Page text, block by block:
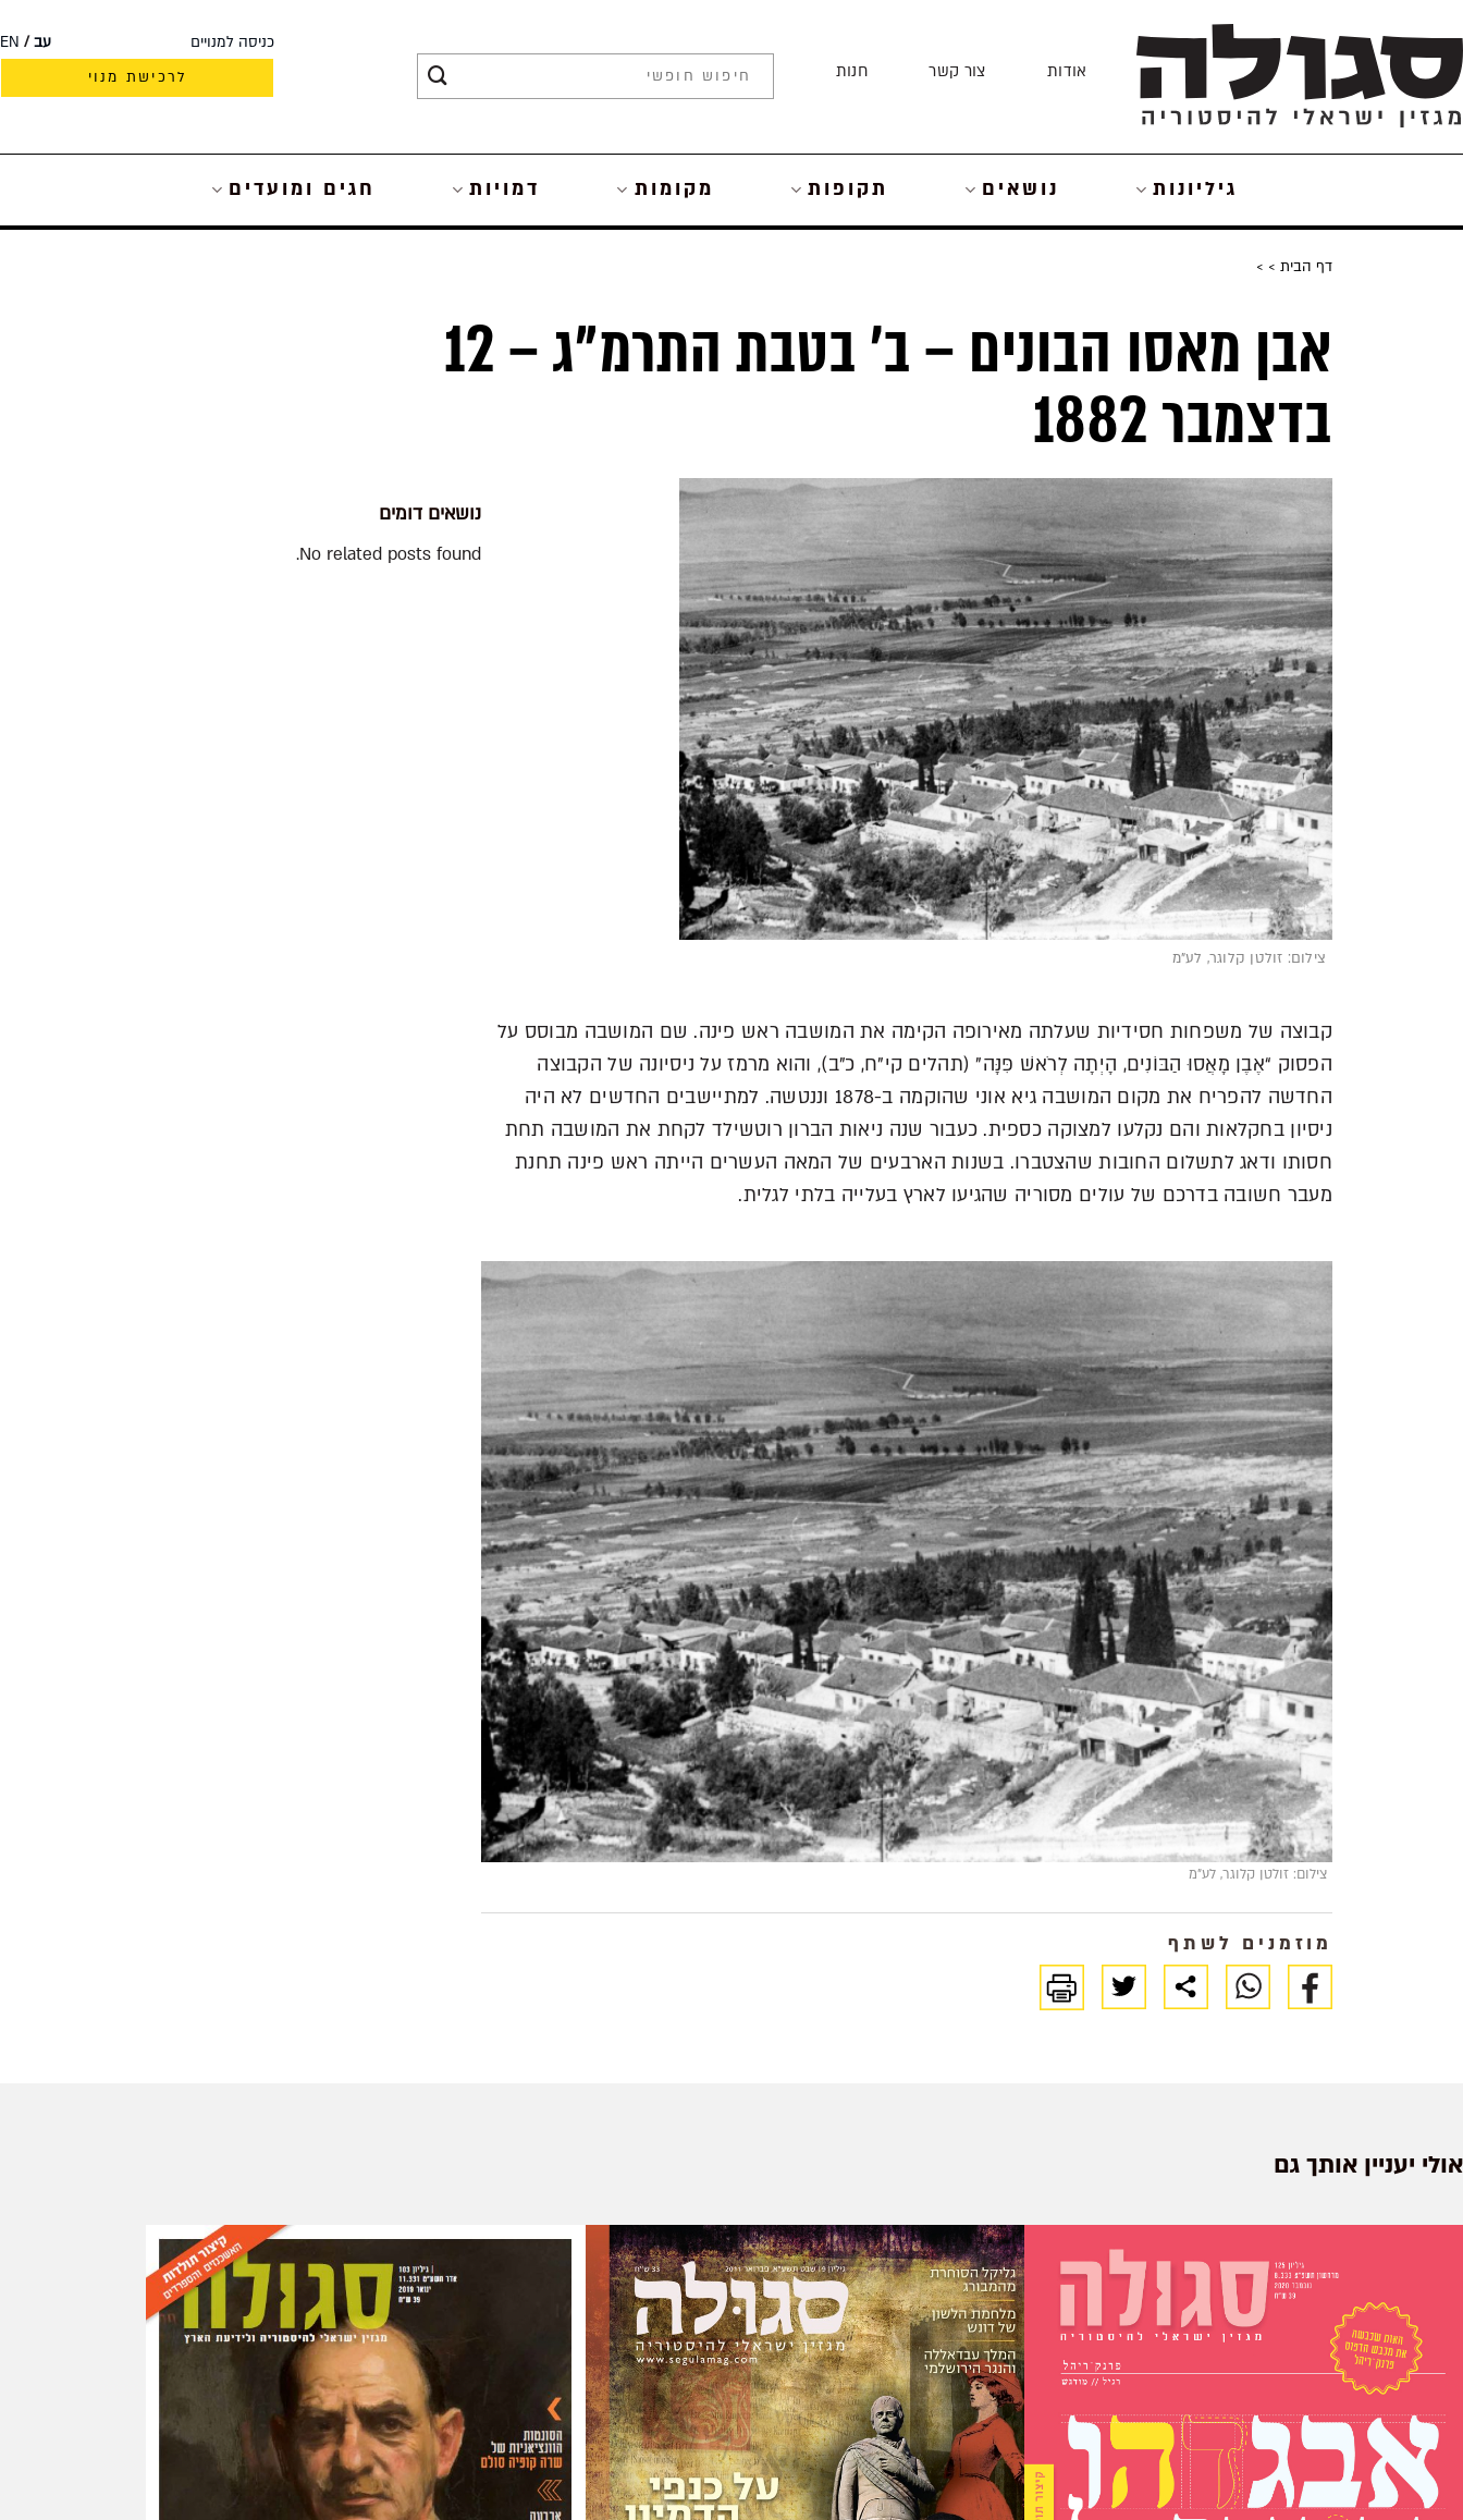
to
content
אודות צור קשר חנות
כניסה למנויים עב
EN
לרכישת מנוי
גיליונות נושאים תקופות מקומות דמויות חגים ומועדים
דף הבית >
>
אבן מאסו הבונים – ב’ בטבת התרמ”ג – 12
בדצמבר 1882
צילום: זולטן קלוגר, לע"מ
קבוצה של משפחות חסידיות שעלתה מאירופה הקימה את המושבה ראש פינה. שם המושבה מבוסס על
הפסוק “אֶבֶן מָאֲסוּ הַבּוֹנִים, הָיְתָה לְרֹאשׁ פִּנָּה” (תהלים קי”ח, כ”ב), והוא מרמז על ניסיונה של הקבוצה
החדשה להפריח את מקום המושבה גיא אוני שהוקמה ב-1878 וננטשה. למתיישבים החדשים לא היה
ניסיון בחקלאות והם נקלעו למצוקה כספית. כעבור שנה ניאות הברון רוטשילד לקחת את המושבה תחת
חסותו ודאג לתשלום החובות שהצטברו. בשנות הארבעים של המאה העשרים הייתה ראש פינה תחנת
מעבר חשובה בדרכם של עולים מסוריה שהגיעו לארץ בעלייה בלתי לגלית.
צילום: זולטן קלוגר, לע"מ
מוזמנים לשתף
נושאים דומים
No related posts found.
אולי יעניין אותך גם